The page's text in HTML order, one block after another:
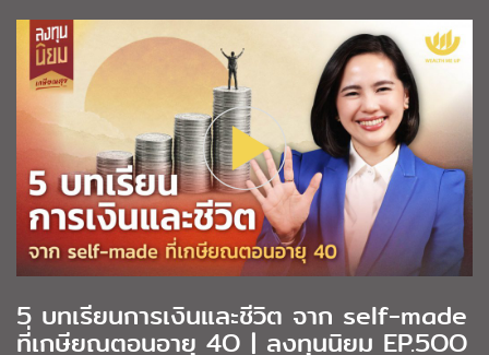
5 บทเรียนการเงินและชีวิต จาก self-made
ที่เกษียณตอนอายุ 4O | ลงทุนนิยม EP.5OO